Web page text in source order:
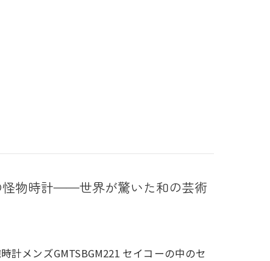
怪物時計——世界が驚いた和の芸術
計メンズGMTSBGM221 セイコーの中のセ